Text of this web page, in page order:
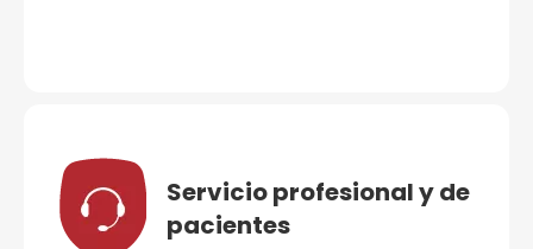
Servicio profesional y de
pacientes